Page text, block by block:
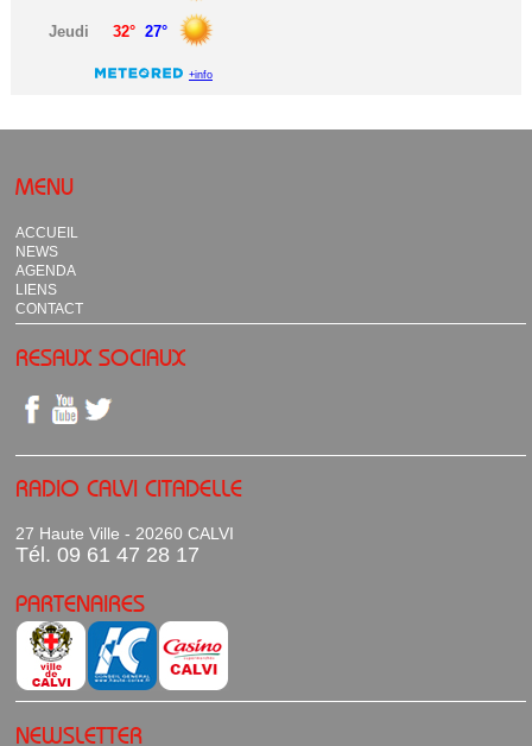
MENU
ACCUEIL
NEWS
AGENDA
LIENS
CONTACT
RESAUX SOCIAUX
RADIO CALVI CITADELLE
27 Haute Ville - 20260 CALVI
Tél. 09 61 47 28 17
PARTENAIRES
NEWSLETTER